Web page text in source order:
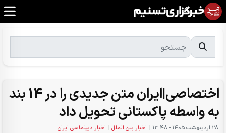
اختصاصی|ایران متن جدیدی را در 14 بند
به واسطه پاکستانی تحویل داد
28 ارديبهشت 1405 - 13:48 | اخبار بین الملل | اخبار دیپلماسی ایران